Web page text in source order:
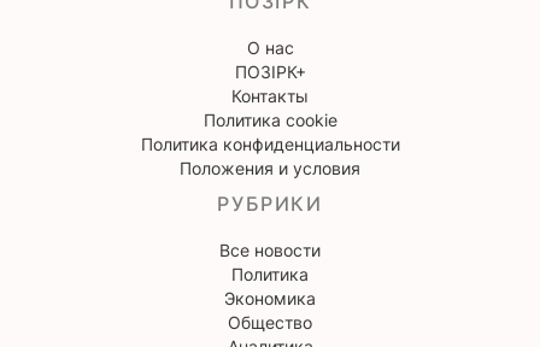
О нас
ПОЗІРК+
Контакты
Политика cookie
Политика конфиденциальности
Положения и условия
РУБРИКИ
Все новости
Политика
Экономика
Общество